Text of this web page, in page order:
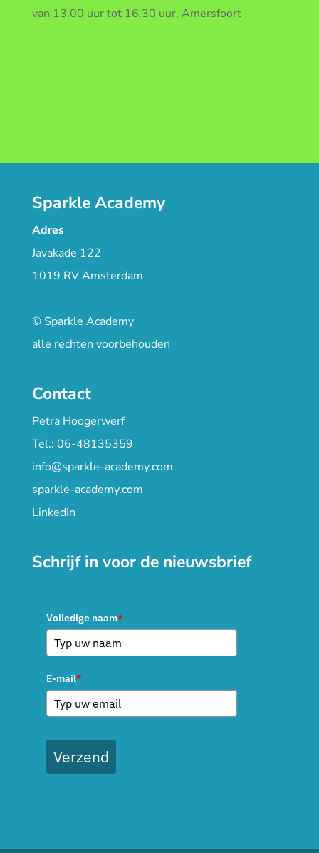
van 13.00 uur tot 16.30 uur, Amersfoort
Sparkle Academy
Adres
Javakade 122
1019 RV Amsterdam
© Sparkle Academy
alle rechten voorbehouden
Contact
Petra Hoogerwerf
Tel.: 06-48135359
info@sparkle-academy.com
sparkle-academy.com
LinkedIn
Schrijf in voor de nieuwsbrief
Volledige naam*
E-mail*
Verzend